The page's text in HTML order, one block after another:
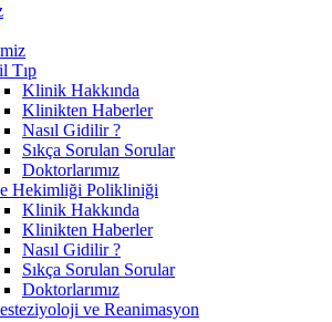
Tıp
Klinik Hakkında
Klinikten Haberler
Nasıl Gidilir ?
Sıkça Sorulan Sorular
Doktorlarımız
Hekimliği Polikliniği
Klinik Hakkında
Klinikten Haberler
Nasıl Gidilir ?
Sıkça Sorulan Sorular
Doktorlarımız
ve Reanimasyon